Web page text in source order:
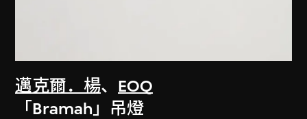
邁克爾．楊、 EOQ
「Bramah」吊燈